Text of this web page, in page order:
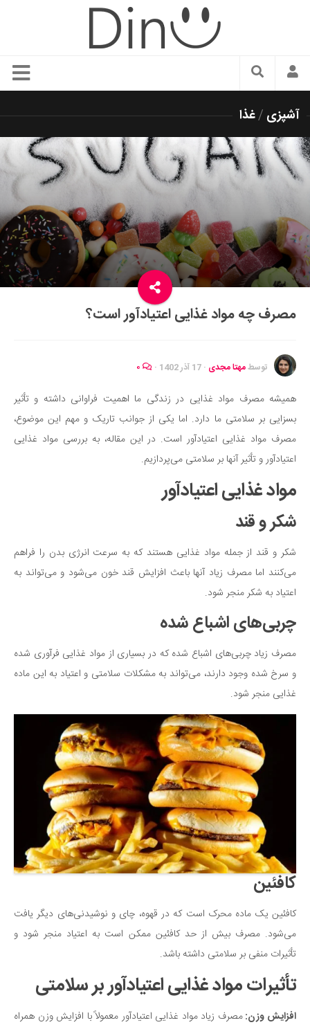
سبک زندگی
زیبایی و آرایش
شیک پوشی
دکوراسیون و چیدمان
غذا
رستوران گردی
آشپزی
سفر و گردشگری
ایران گردی
رابطه، عشق و ازدواج
سلامت
تغذیه سالم
بهداشت
بیماری و درمان
کودک و مادر
ورزش و تندرستی
روانشناسی
مراکز پزشکی و دارویی
فرهنگ و هنر
سینما و تئاتر
موسیقی
چهره‌ها
عکاسی و هنرهای تجسمی
کتاب و کتاب‌خوانی
تاریخ
معماری
فناوری‌ها
نجوم و هوا فضا
زمین و محیط زیست
خودرو
سرگرمی
دانستنی‌ها
طنز
فال
آشپزی /غذا
مصرف چه مواد غذایی اعتیادآور است؟
توسطمهتا مجدی · 17 آذر 1402 ·
همیشه مصرف مواد غذایی در زندگی ما اهمیت فراوانی داشته و تأثیر
بسزایی بر سلامتی ما دارد. اما یکی از جوانب تاریک و مهم این موضوع،
مصرف مواد غذایی اعتیادآور است. در این مقاله، به بررسی مواد غذایی
اعتیادآور و تأثیر آنها بر سلامتی می‌پردازیم.
مواد غذایی اعتیادآور
شکر و قند
شکر و قند از جمله مواد غذایی هستند که به سرعت انرژی بدن را فراهم
می‌کنند اما مصرف زیاد آنها باعث افزایش قند خون می‌شود و می‌تواند به
اعتیاد به شکر منجر شود.
چربی‌های اشباع شده
مصرف زیاد چربی‌های اشباع شده که در بسیاری از مواد غذایی فرآوری شده
و سرخ شده وجود دارند، می‌تواند به مشکلات سلامتی و اعتیاد به این ماده
غذایی منجر شود.
کافئین
کافئین یک ماده محرک است که در قهوه، چای و نوشیدنی‌های دیگر یافت
می‌شود. مصرف بیش از حد کافئین ممکن است به اعتیاد منجر شود و
تأثیرات منفی بر سلامتی داشته باشد.
تأثیرات مواد غذایی اعتیادآور بر سلامتی
افزایش وزن:مصرف زیاد مواد غذا‌یی اعتیادآور معمولاً با افزایش وزن همراه